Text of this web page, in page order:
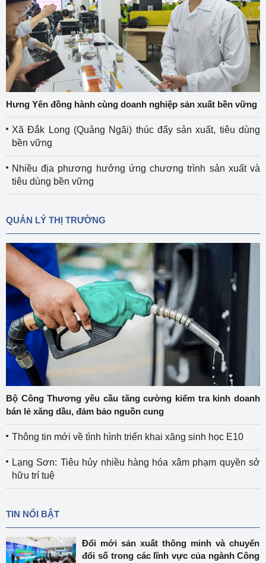
Hưng Yên đồng hành cùng doanh nghiệp sản xuất bền vững
Xã Đắk Long (Quảng Ngãi) thúc đẩy sản xuất, tiêu dùng
bền vững
Nhiều địa phương hưởng ứng chương trình sản xuất và
tiêu dùng bền vững
QUẢN LÝ THỊ TRƯỜNG
Bộ Công Thương yêu cầu tăng cường kiểm tra kinh doanh
bán lẻ xăng dầu, đảm bảo nguồn cung
Thông tin mới về tình hình triển khai xăng sinh học E10
Lạng Sơn: Tiêu hủy nhiều hàng hóa xâm phạm quyền sở
hữu trí tuệ
TIN NỔI BẬT
Đổi mới sản xuất thông minh và chuyển
đổi số trong các lĩnh vực của ngành Công